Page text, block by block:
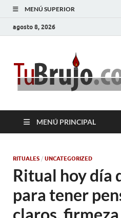
MENÚ SUPERIOR
agosto 8, 2026
MENÚ PRINCIPAL
RITUALES / UNCATEGORIZED
Ritual hoy día
para tener